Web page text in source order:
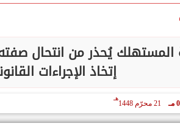
يُحذر من انتحال
إتخاذ الإجراءات
21 محرّم 1448
هـ